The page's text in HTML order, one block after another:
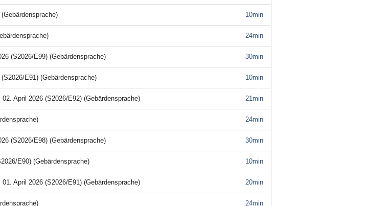
10min
24min
30min
(S2026/E99) (Gebärdensprache)
10min
E91) (Gebärdensprache)
21min
April 2026 (S2026/E92) (Gebärdensprache)
24min
30min
(S2026/E98) (Gebärdensprache)
10min
E90) (Gebärdensprache)
20min
April 2026 (S2026/E91) (Gebärdensprache)
24min